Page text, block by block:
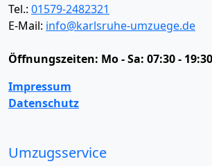
Tel.: 01579-2482321
E-Mail: info@karlsruhe-umzuege.de
Öffnungszeiten: Mo - Sa: 07:30 -
Impressum
Datenschutz
Umzugsservice